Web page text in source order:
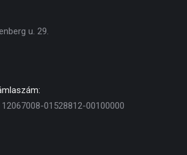
u. 29.
01528812-00100000